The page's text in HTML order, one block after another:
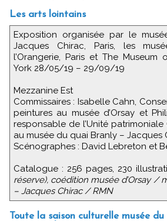
Les arts lointains
Exposition organisée par le musée du quai Branly -
Jacques Chirac, Paris, les
l’Orangerie, Paris et The Museum
York 28/05/19 – 29/09/19
Mezzanine Est
Commissaires : Isabelle Cahn,
peintures au musée d’Orsay et
responsable de l’Unité
au musée du quai Branly – Jacques
Scénographes : David Lebreton et
Catalogue : 256 pages, 230
réserve), coédition musée d’Orsay /
– Jacques Chirac / RMN
Toute la saison culturelle musée